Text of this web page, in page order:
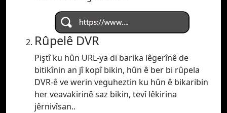
Rûpelê DVR
Piştî ku hûn URL-ya di barika lêgerînê de
bitikînin an jî kopî bikin, hûn ê ber bi rûpela
DVR-ê ve werin veguheztin ku hûn ê bikaribin
her veavakirinê saz bikin, tevî lêkirina
jêrnivîsan..